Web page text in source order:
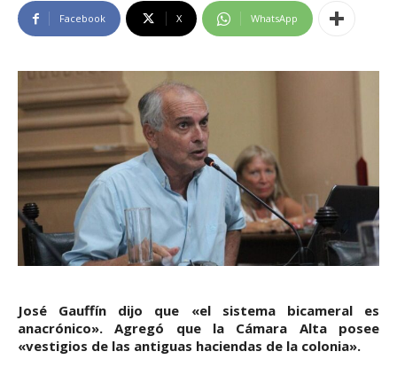
Facebook X WhatsApp
José Gauffín dijo que «el sistema bicameral es
anacrónico». Agregó que la Cámara Alta posee
«vestigios de las antiguas haciendas de la colonia».